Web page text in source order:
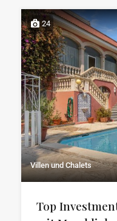
24
Villen und Chalets
Top